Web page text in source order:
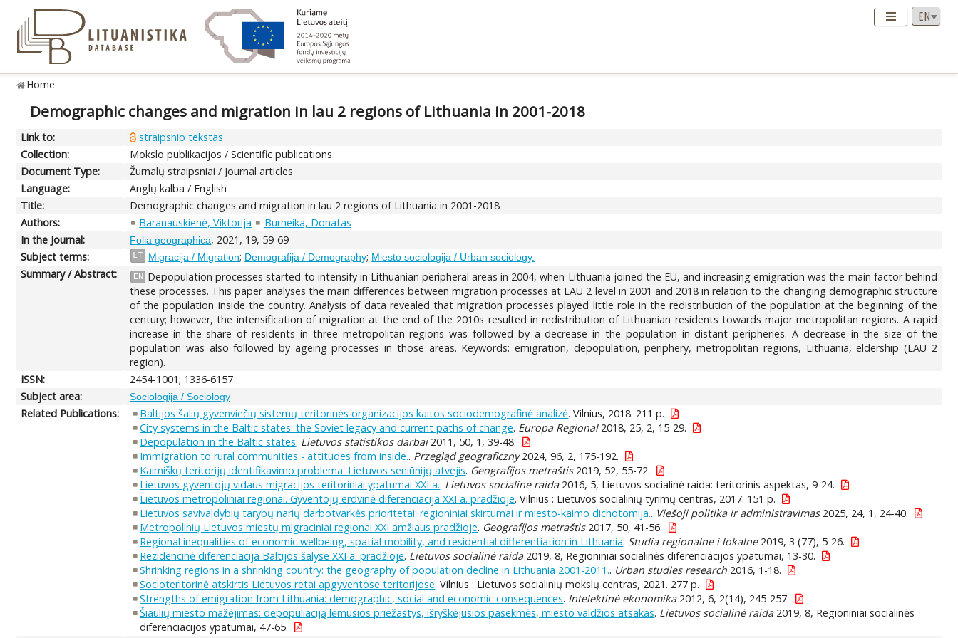
Home
Demographic changes and migration in lau 2 regions of Lithuania in 2001-2018
Link to:
straipsnio tekstas
Collection:
Mokslo publikacijos / Scientific publications
Document Type:
Žurnalų straipsniai / Journal articles
Language:
Anglų kalba / English
Title:
Demographic changes and migration in lau 2 regions of Lithuania in 2001-2018
Authors:
Baranauskienė, Viktorija
Burneika, Donatas
In the Journal:
Folia geographica, 2021, 19, 59-69
Subject terms:
LT Migracija / Migration; Demografija / Demography; Miesto sociologija / Urban sociology.
Summary / Abstract: EN
Depopulation processes started to intensify in Lithuanian peripheral areas in 2004, when Lithuania joined the EU, and increasing emigration was the main factor behind
these processes. This paper analyses the main differences between migration processes at LAU 2 level in 2001 and 2018 in relation to the changing demographic structure
of the population inside the country. Analysis of data revealed that migration processes played little role in the redistribution of the population at the beginning of the
century; however, the intensification of migration at the end of the 2010s resulted in redistribution of Lithuanian residents towards major metropolitan regions. A rapid
increase in the share of residents in three metropolitan regions was followed by a decrease in the population in distant peripheries. A decrease in the size of the
population was also followed by ageing processes in those areas. Keywords: emigration, depopulation, periphery, metropolitan regions, Lithuania, eldership (LAU 2
region).
ISSN:
2454-1001; 1336-6157
Subject area:
Sociologija / Sociology
Related Publications: Baltijos šalių gyvenviečių sistemų teritorinės organizacijos kaitos sociodemografinė analizė. Vilnius, 2018. 211 p.
City systems in the Baltic states: the Soviet legacy and current paths of change. Europa Regional2018, 25, 2, 15-29.
Depopulation in the Baltic states. Lietuvos statistikos darbai2011, 50, 1, 39-48.
Immigration to rural communities - attitudes from inside.. Przegląd geograficzny2024, 96, 2, 175-192.
Kaimiškų teritorijų identifikavimo problema: Lietuvos seniūnijų atvejis. Geografijos metraštis2019, 52, 55-72.
Lietuvos gyventojų vidaus migracijos teritoriniai ypatumai XXI a.. Lietuvos socialinė raida2016, 5, Lietuvos socialinė raida: teritorinis aspektas, 9-24.
Lietuvos metropoliniai regionai. Gyventojų erdvinė diferenciacija XXI a. pradžioje. Vilnius : Lietuvos socialinių tyrimų centras, 2017. 151 p.
Lietuvos savivaldybių tarybų narių darbotvarkės prioritetai: regioniniai skirtumai ir miesto-kaimo dichotomija.. Viešoji politika ir administravimas2025, 24, 1, 24-40.
Metropolinių Lietuvos miestų migraciniai regionai XXI amžiaus pradžioje. Geografijos metraštis2017, 50, 41-56.
Regional inequalities of economic wellbeing, spatial mobility, and residential differentiation in Lithuania. Studia regionalne i lokalne2019, 3 (77), 5-26.
Rezidencinė diferenciacija Baltijos šalyse XXI a. pradžioje. Lietuvos socialinė raida2019, 8, Regioniniai socialinės diferenciacijos ypatumai, 13-30.
Shrinking regions in a shrinking country: the geography of population decline in Lithuania 2001-2011.. Urban studies research 2016, 1-18.
Socioteritorinė atskirtis Lietuvos retai apgyventose teritorijose. Vilnius : Lietuvos socialinių mokslų centras, 2021. 277 p.
Strengths of emigration from Lithuania: demographic, social and economic consequences. Intelektinė ekonomika2012, 6, 2(14), 245-257.
Šiaulių miesto mažėjimas: depopuliaciją lėmusios priežastys, išryškėjusios pasekmės, miesto valdžios atsakas. Lietuvos socialinė raida2019, 8, Regioniniai socialinės
diferenciacijos ypatumai, 47-65.